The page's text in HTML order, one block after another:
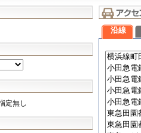
定無し
沿線